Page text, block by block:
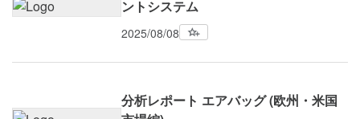
ントシステム
2025/08/08
分析レポート エアバッグ (欧州・米国